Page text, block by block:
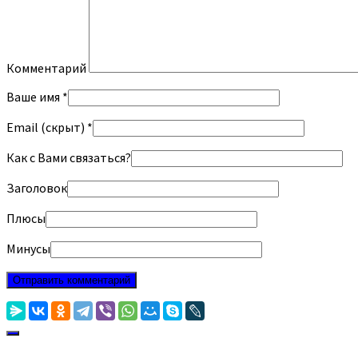
Комментарий
Ваше имя *
Email (скрыт) *
Как с Вами связаться?
Заголовок
Плюсы
Минусы